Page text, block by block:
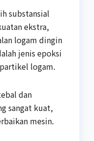
substansial
ekstra,
logam dingin
jenis epoksi
logam.
dan
sangat kuat,
mesin.